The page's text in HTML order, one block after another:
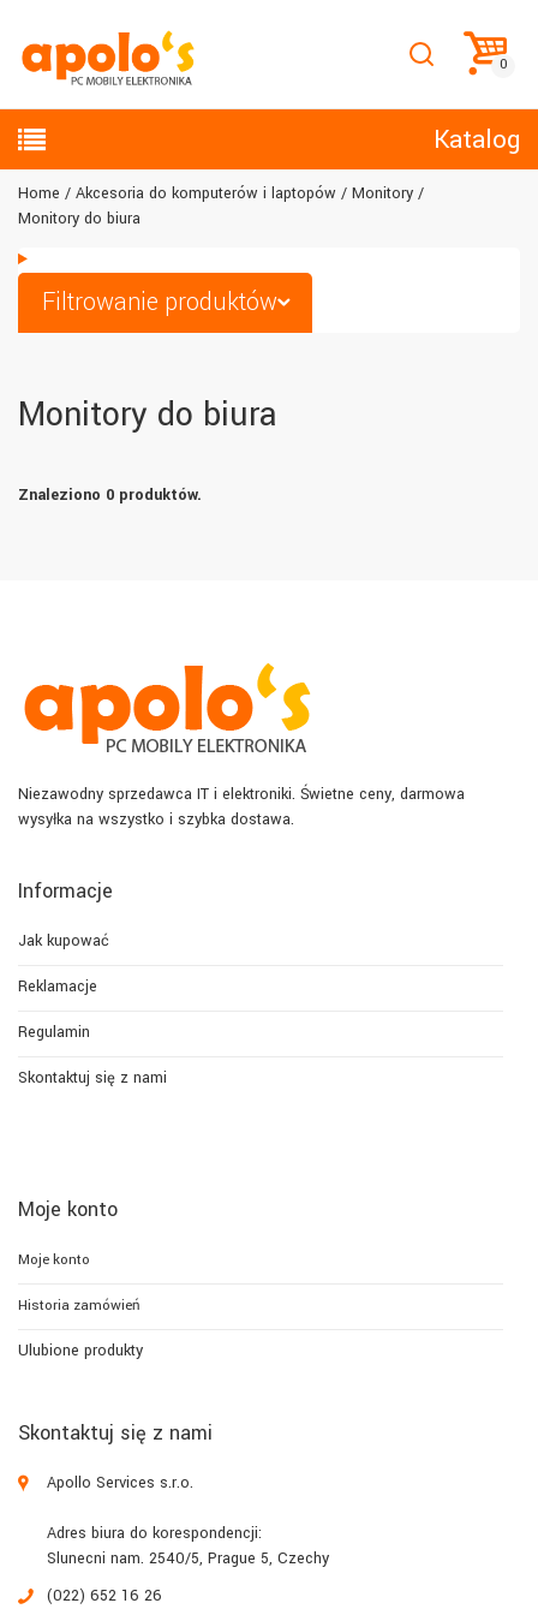
Katalog
Home Akcesoria do komputerów i laptopów
Monitory
Monitory do biura
Filtrowanie produktów
Monitory do biura
Znaleziono 0 produktów.
Niezawodny sprzedawca IT i elektroniki. Świetne ceny, darmowa
wysyłka na wszystko i szybka dostawa.
Informacje
Jak kupować
Reklamacje
Regulamin
Skontaktuj się z nami
Moje konto
Moje konto
Historia zamówień
Ulubione produkty
Skontaktuj się z nami
Apollo Services s.r.o.
Adres biura do korespondencji:
Slunecni nam. 2540/5, Prague 5, Czechy
(022) 652 16 26